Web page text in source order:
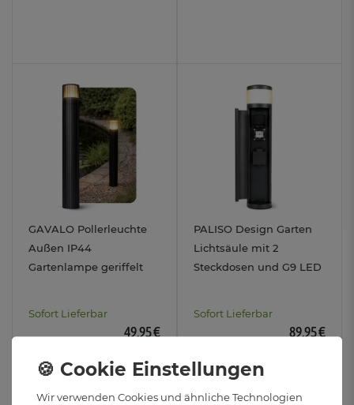
GAVALO Pollerleuchte
Außen IP44
Gartenlampe geriffelt
Sofort Lieferbar
49,95 €
3W
PALISO Design Garten
Lichtsäule mit 2
Steckdosen und G9 LED
Sofort Lieferbar
89,95 €
3W
Wir verwenden Cookies und ähnliche Technologien